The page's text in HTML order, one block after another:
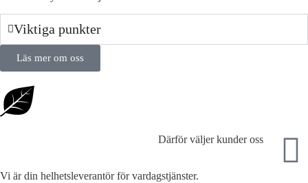
Viktiga punkter
Läs mer om oss
Därför väljer kunder oss
Vi är din helhetsleverantör för vardagstjänster.